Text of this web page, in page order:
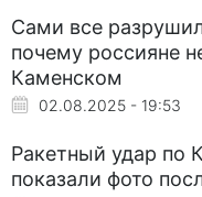
Сами все
почему россияне
Каменском
02.08.2025 - 19:53
Ракетный удар по
показали фото